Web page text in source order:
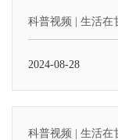
科普视频 | 生活在
2024-08-28
科普视频 | 生活在